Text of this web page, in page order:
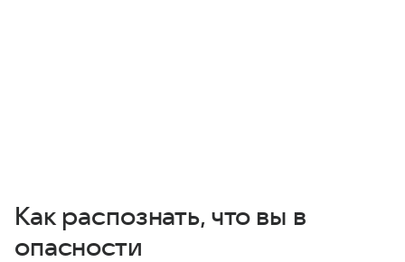
Как распознать, что вы в
опасности